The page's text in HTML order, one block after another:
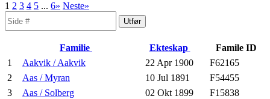
1 2 3 4 5 ... 6» Neste»
Familie Ekteskap
Famile ID
1
Aakvik / Aakvik 22 Apr 1900
F62165
2
Aas / Myran 10 Jul 1891
F54455
3
Aas / Solberg 02 Okt 1899
F15838